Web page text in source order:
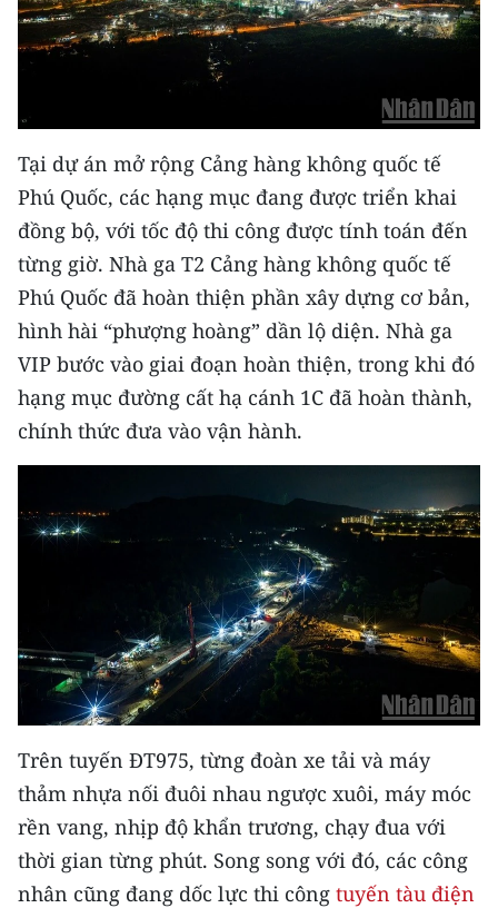
Tại dự án mở rộng Cảng hàng không quốc tế
Phú Quốc, các hạng mục đang được triển khai
đồng bộ, với tốc độ thi công được tính toán đến
từng giờ. Nhà ga T2 Cảng hàng không quốc tế
Phú Quốc đã hoàn thiện phần xây dựng cơ bản,
hình hài “phượng hoàng” dần lộ diện. Nhà ga
VIP bước vào giai đoạn hoàn thiện, trong khi đó
hạng mục đường cất hạ cánh 1C đã hoàn thành,
chính thức đưa vào vận hành.
Trên tuyến ĐT975, từng đoàn xe tải và máy
thảm nhựa nối đuôi nhau ngược xuôi, máy móc
rền vang, nhịp độ khẩn trương, chạy đua với
thời gian từng phút. Song song với đó, các công
nhân cũng đang dốc lực thi công tuyến tàu điện